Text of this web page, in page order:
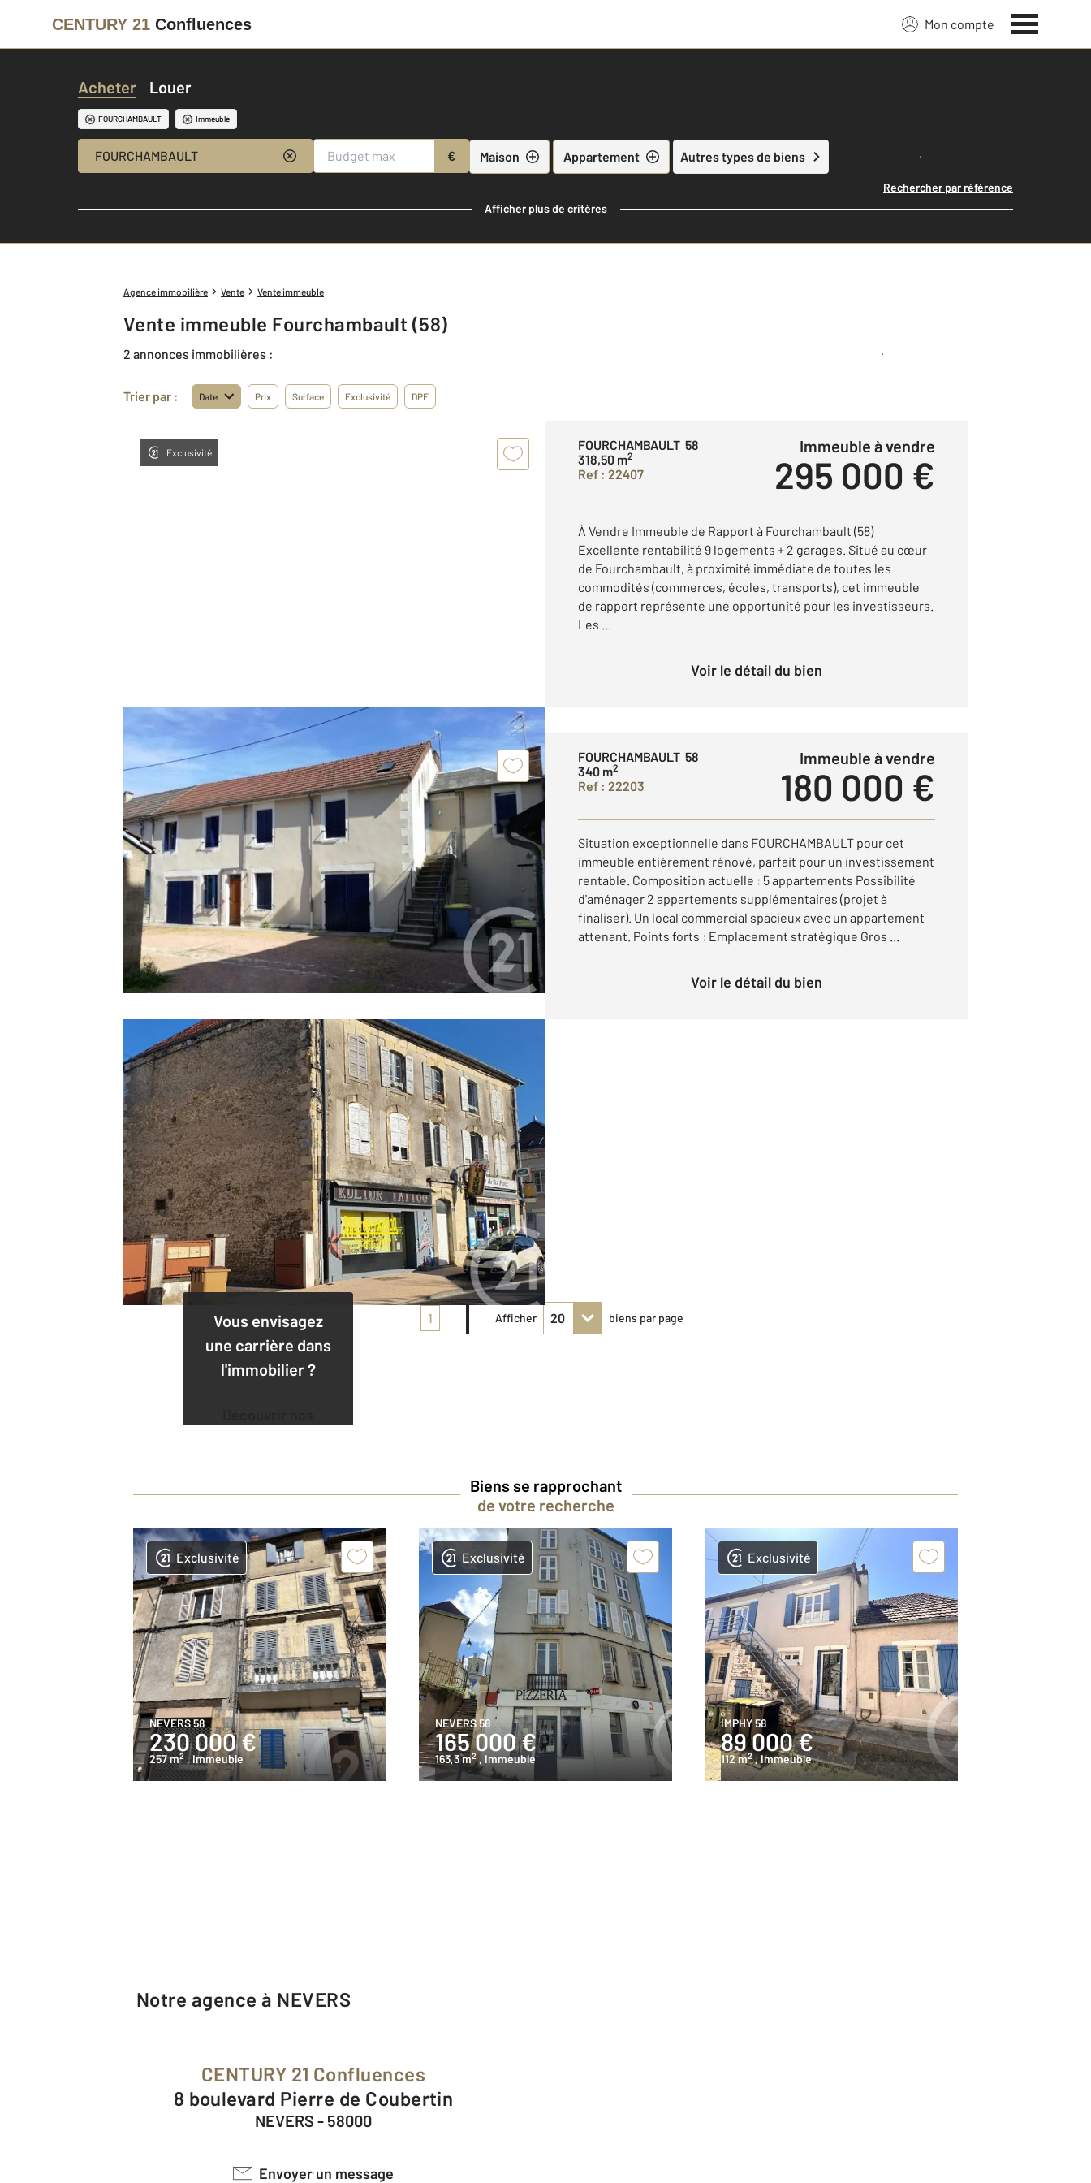
CENTURY 21 Confluences Mon compte
Acheter Louer
FOURCHAMBAULT Immeuble
FOURCHAMBAULT € Maison Appartement Autres types de biens Lancer ma recherche
Rechercher par référence
Afficher plus de critères
Agence immobilière Vente Vente immeuble
Vente immeuble Fourchambault (58)
2 annonces immobilières : Créer une alerte
Trier par : Date Prix Surface Exclusivité DPE
Exclusivité
FOURCHAMBAULT 58
318,50 m2
Ref : 22407
Immeuble à vendre
295 000 €
À Vendre Immeuble de Rapport à Fourchambault (58)
Excellente rentabilité 9 logements + 2 garages. Situé au cœur
de Fourchambault, à proximité immédiate de toutes les
commodités (commerces, écoles, transports), cet immeuble
de rapport représente une opportunité pour les investisseurs.
Les ...
Voir le détail du bien
FOURCHAMBAULT 58
340 m2
Ref : 22203
Immeuble à vendre
180 000 €
Situation exceptionnelle dans FOURCHAMBAULT pour cet
immeuble entièrement rénové, parfait pour un investissement
rentable. Composition actuelle : 5 appartements Possibilité
d'aménager 2 appartements supplémentaires (projet à
finaliser). Un local commercial spacieux avec un appartement
attenant. Points forts : Emplacement stratégique Gros ...
Voir le détail du bien
Vous envisagez
une carrière dans
l'immobilier ?
1 Afficher biens par page
Biens se rapprochant
de votre recherche
Exclusivité
NEVERS 58
230 000 €
257 m2 , Immeuble
Exclusivité
NEVERS 58
165 000 €
163,3 m2 , Immeuble
Exclusivité
IMPHY 58
89 000 €
112 m2 , Immeuble
Notre agence à NEVERS
CENTURY 21 Confluences
8 boulevard Pierre de Coubertin
NEVERS - 58000
Envoyer un message